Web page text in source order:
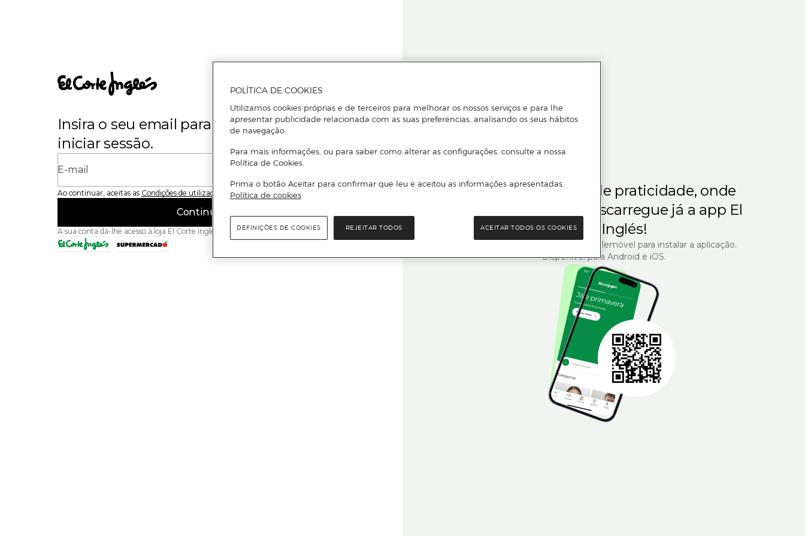
Insira o seu email para se registar ou
iniciar sessão.
E-mail
Ao continuar, aceitas as Condições de utilização do site
Continuar
A sua conta dá-lhe acesso à loja El Corte Inglés e ao Supermercado El Corte Inglés.
Para quem gosta de praticidade, onde
Descarregue já a app El
Corte Inglés!
Leia o código QR com o seu telemóvel para instalar a aplicação.
Disponível para Android e iOS.
POLÍTICA DE COOKIES
Utilizamos cookies próprias e de terceiros para melhorar os nossos serviços e para lhe
apresentar publicidade relacionada com as suas preferências, analisando os seus hábitos
de navegação.
Para mais informações, ou para saber como alterar as configurações, consulte a nossa
Política de Cookies.
Prima o botão Aceitar para confirmar que leu e aceitou as informações apresentadas.
Política de cookies
REJEITAR TODOS ACEITAR TODOS OS COOKIES
DEFINIÇÕES DE COOKIES